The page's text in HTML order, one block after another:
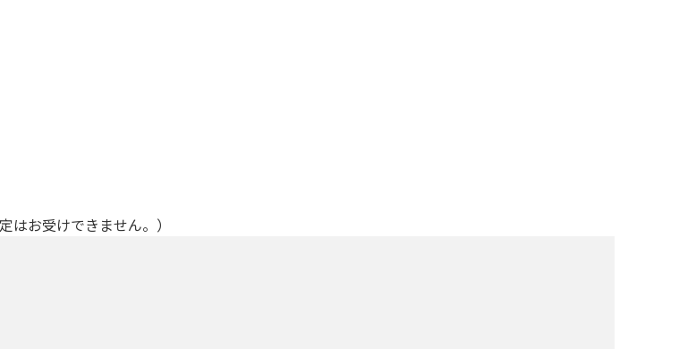
お受けできません。）